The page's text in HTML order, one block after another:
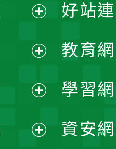
開
選
單
開
選
單
開
選
開
好站
教育
學習
資安